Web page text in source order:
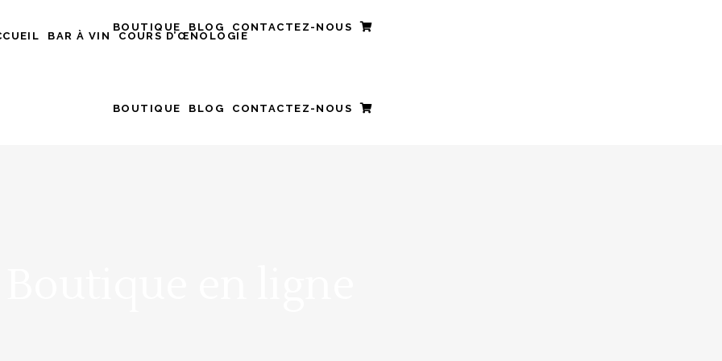
BAR À VIN COURS D’ŒNOLOGIE
BOUTIQUE BLOG CONTACTEZ-NOUS
BOUTIQUE BLOG CONTACTEZ-NOUS